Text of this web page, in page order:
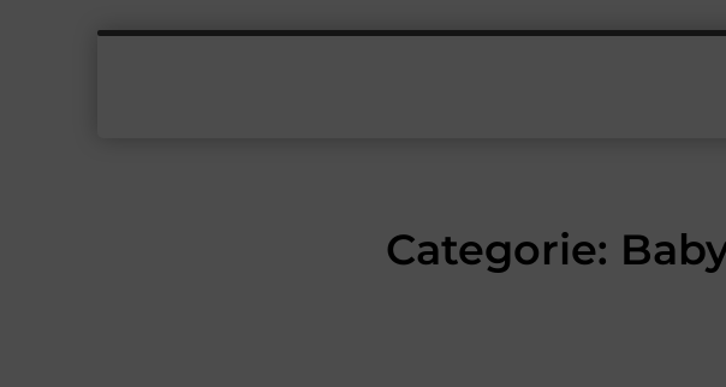
Categorie: